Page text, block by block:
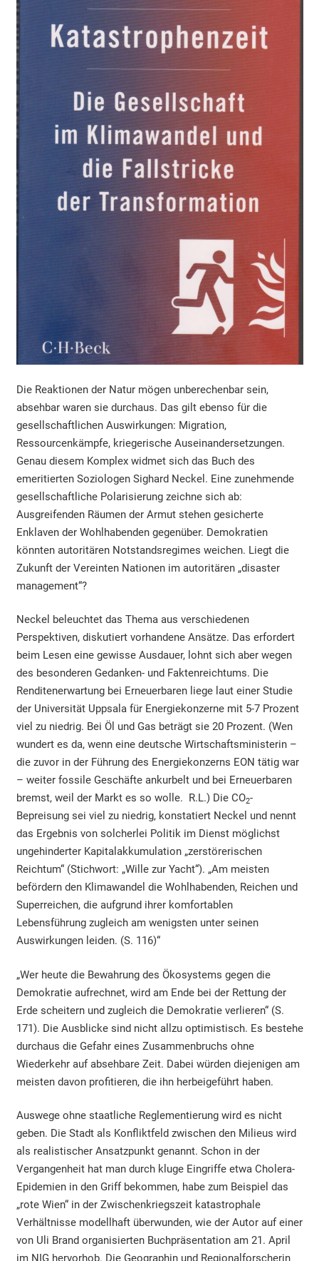
Die Reaktionen der Natur mögen unberechenbar sein,
absehbar waren sie durchaus. Das gilt ebenso für die
gesellschaftlichen Auswirkungen: Migration,
Ressourcenkämpfe, kriegerische Auseinandersetzungen.
Genau diesem Komplex widmet sich das Buch des
emeritierten Soziologen Sighard Neckel. Eine zunehmende
gesellschaftliche Polarisierung zeichne sich ab:
Ausgreifenden Räumen der Armut stehen gesicherte
Enklaven der Wohlhabenden gegenüber. Demokratien
könnten autoritären Notstandsregimes weichen. Liegt die
Zukunft der Vereinten Nationen im autoritären „disaster
management“?
Neckel beleuchtet das Thema aus verschiedenen
Perspektiven, diskutiert vorhandene Ansätze. Das erfordert
beim Lesen eine gewisse Ausdauer, lohnt sich aber wegen
des besonderen Gedanken- und Faktenreichtums. Die
Renditenerwartung bei Erneuerbaren liege laut einer Studie
der Universität Uppsala für Energiekonzerne mit 5-7 Prozent
viel zu niedrig. Bei Öl und Gas beträgt sie 20 Prozent. (Wen
wundert es da, wenn eine deutsche Wirtschaftsministerin –
die zuvor in der Führung des Energiekonzerns EON tätig war
– weiter fossile Geschäfte ankurbelt und bei Erneuerbaren
bremst, weil der Markt es so wolle. R.L.) Die CO2-
Bepreisung sei viel zu niedrig, konstatiert Neckel und nennt
das Ergebnis von solcherlei Politik im Dienst möglichst
ungehinderter Kapitalakkumulation „zerstörerischen
Reichtum“ (Stichwort: „Wille zur Yacht“). „Am meisten
befördern den Klimawandel die Wohlhabenden, Reichen und
Superreichen, die aufgrund ihrer komfortablen
Lebensführung zugleich am wenigsten unter seinen
Auswirkungen leiden. (S. 116)“
„Wer heute die Bewahrung des Ökosystems gegen die
Demokratie aufrechnet, wird am Ende bei der Rettung der
Erde scheitern und zugleich die Demokratie verlieren“ (S.
171). Die Ausblicke sind nicht allzu optimistisch. Es bestehe
durchaus die Gefahr eines Zusammenbruchs ohne
Wiederkehr auf absehbare Zeit. Dabei würden diejenigen am
meisten davon profitieren, die ihn herbeigeführt haben.
Auswege ohne staatliche Reglementierung wird es nicht
geben. Die Stadt als Konfliktfeld zwischen den Milieus wird
als realistischer Ansatzpunkt genannt. Schon in der
Vergangenheit hat man durch kluge Eingriffe etwa Cholera-
Epidemien in den Griff bekommen, habe zum Beispiel das
„rote Wien“ in der Zwischenkriegszeit katastrophale
Verhältnisse modellhaft überwunden, wie der Autor auf einer
von Uli Brand organisierten Buchpräsentation am 21. April